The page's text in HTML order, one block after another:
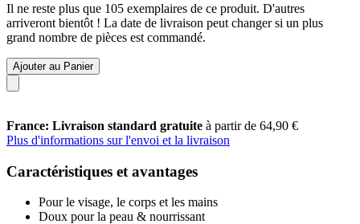
Il ne reste plus que 105 exemplaires de ce produit. D'autres
arriveront bientôt ! La date de livraison peut changer si un plus
grand nombre de pièces est commandé.
Ajouter au Panier
France: Livraison standard gratuite à partir de 64,90 €
Plus d'informations sur l'envoi et la livraison
Caractéristiques et avantages
Pour le visage, le corps et les mains
Doux pour la peau & nourrissant